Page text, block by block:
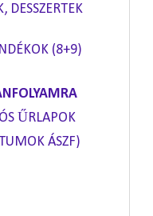
DESSZERTEK
(8+9)
ŰRLAPOK
ÁSZF)